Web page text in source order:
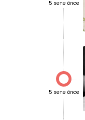
5 sene önce

5 sene önce